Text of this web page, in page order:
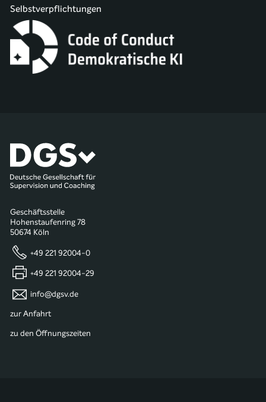
Selbstverpflichtungen
Geschäftsstelle
Hohenstaufenring 78
50674 Köln
+49 221 92004-0
+49 221 92004-29
info@dgsv.de
zur Anfahrt
zu den Öffnungszeiten